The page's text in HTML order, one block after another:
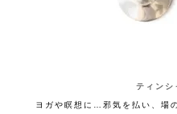
ティン
ヨガや瞑想に…邪気を払い、場